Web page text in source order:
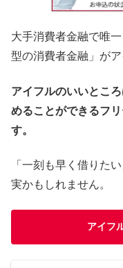
大手消費者金融で唯
型の消費者金融」がア
アイフルのいいとこ
めることができるフ
す。
「一刻も早く借りた
実かもしれません。
アイフ